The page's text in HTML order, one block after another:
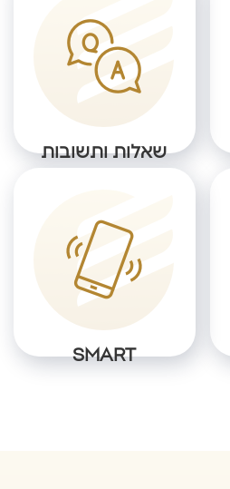
שאלות ותשובות
SMART